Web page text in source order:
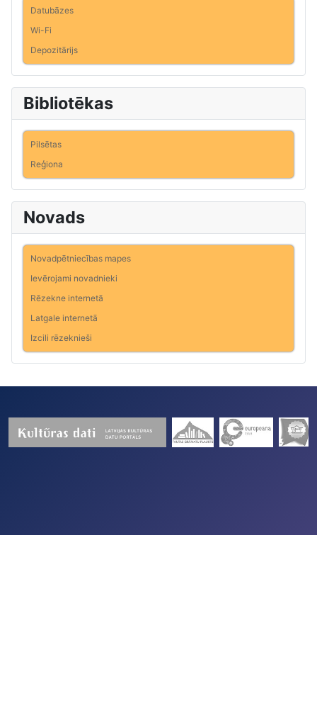
Datubāzes
Wi-Fi
Depozitārijs
Bibliotēkas
Pilsētas
Reģiona
Novads
Novadpētniecības mapes
Ievērojami novadnieki
Rēzekne internetā
Latgale internetā
Izcili rēzeknieši